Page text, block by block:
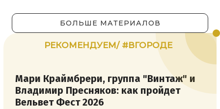
БОЛЬШЕ МАТЕРИАЛОВ
РЕКОМЕНДУЕМ/ #ВГОРОДЕ
Мари Краймбрери, группа "Винтаж" и
Владимир Пресняков: как пройдет
Вельвет Фест 2026